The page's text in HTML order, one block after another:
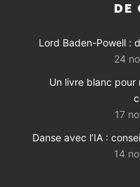
DE
Lord Baden-Powell :
24
Un livre blanc pour
17
Danse avec l’IA :
14